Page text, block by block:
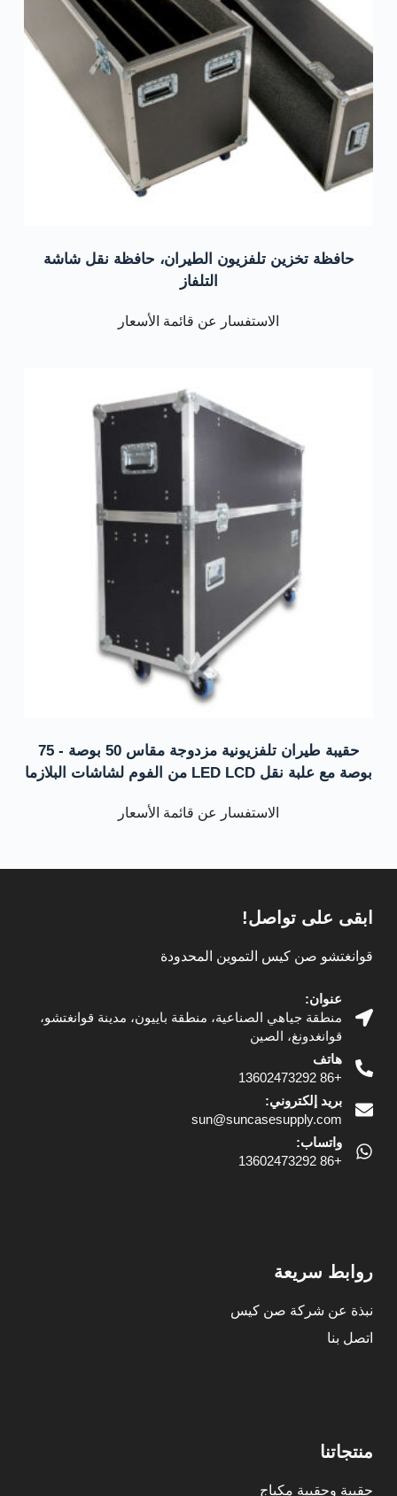
حافظة تخزين تلفزيون الطيران، حافظة نقل شاشة
التلفاز
الاستفسار عن قائمة الأسعار
حقيبة طيران تلفزيونية مزدوجة مقاس 50 بوصة - 75
بوصة مع علبة نقل LED LCD من الفوم لشاشات البلازما
الاستفسار عن قائمة الأسعار
ابقى على تواصل!
قوانغتشو صن كيس التموين المحدودة
عنوان:
منطقة جياهي الصناعية، منطقة باييون، مدينة قوانغتشو،
قوانغدونغ، الصين
هاتف
+86 13602473292
بريد إلكتروني:
sun@suncasesupply.com
واتساب:
+86 13602473292
روابط سريعة
نبذة عن شركة صن كيس
اتصل بنا
منتجاتنا
حقيبة وحقيبة مكياج